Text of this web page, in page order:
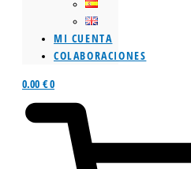
MI CUENTA
COLABORACIONES
0.00 €0